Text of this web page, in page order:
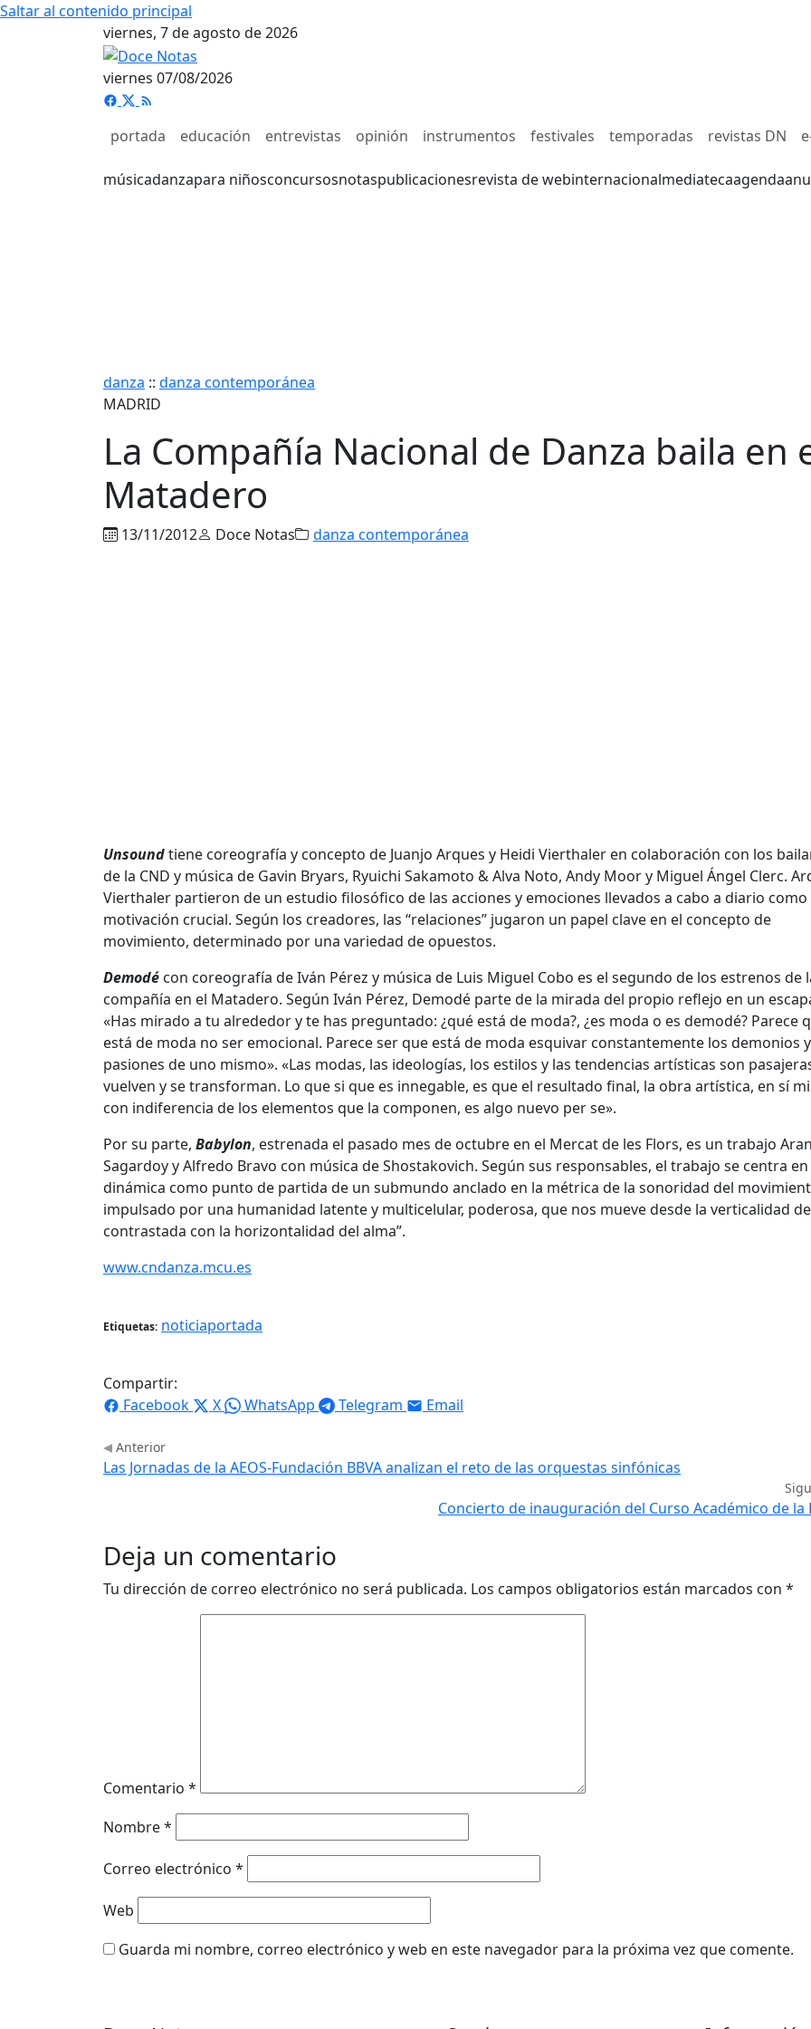
Saltar al contenido principal
viernes, 7 de agosto de 2026
viernes 07/08/2026
portada educación entrevistas opinión instrumentos festivales temporadas revistas DN
músicadanzapara niñosconcursosnotaspublicacionesrevista de webinternacionalmediatecaagenda
danza :: danza contemporánea
MADRID
La Compañía Nacional de Danza baila en
Matadero
13/11/2012 Doce Notas danza contemporánea
Unsoundtiene coreografía y concepto de Juanjo Arques y Heidi Vierthaler en colaboración con los
de la CND y música de Gavin Bryars, Ryuichi Sakamoto & Alva Noto, Andy Moor y Miguel Ángel Clerc.
Vierthaler partieron de un estudio filosófico de las acciones y emociones llevados a cabo a diario como
motivación crucial. Según los creadores, las “relaciones” jugaron un papel clave en el concepto de
movimiento, determinado por una variedad de opuestos.
Demodé con coreografía de Iván Pérez y música de Luis Miguel Cobo es el segundo de los estrenos de
compañía en el Matadero. Según Iván Pérez, Demodé parte de la mirada del propio reflejo en un
«Has mirado a tu alrededor y te has preguntado: ¿qué está de moda?, ¿es moda o es demodé? Parece
está de moda no ser emocional. Parece ser que está de moda esquivar constantemente los demonios
pasiones de uno mismo». «Las modas, las ideologías, los estilos y las tendencias artísticas son
vuelven y se transforman. Lo que si que es innegable, es que el resultado final, la obra artística, en sí
con indiferencia de los elementos que la componen, es algo nuevo per se».
Por su parte, Babylon, estrenada el pasado mes de octubre en el Mercat de les Flors, es un trabajo
Sagardoy y Alfredo Bravo con música de Shostakovich. Según sus responsables, el trabajo se centra en
dinámica como punto de partida de un submundo anclado en la métrica de la sonoridad del
impulsado por una humanidad latente y multicelular, poderosa, que nos mueve desde la verticalidad
contrastada con la horizontalidad del alma”.
www.cndanza.mcu.es
Etiquetas: noticiaportada
Compartir:
Facebook
X WhatsApp Telegram Email
Anterior
Las Jornadas de la AEOS-Fundación BBVA analizan el reto de las orquestas sinfónicas
Concierto de inauguración del Curso Académico de la
Deja un comentario
Tu dirección de correo electrónico no será publicada. Los campos obligatorios están marcados con *
Comentario *
Nombre*
Correo electrónico *
Web
Guarda mi nombre, correo electrónico y web en este navegador para la próxima vez que comente.